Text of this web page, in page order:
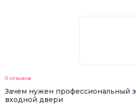
0 отзывов
Зачем нужен профессиональный
входной двери